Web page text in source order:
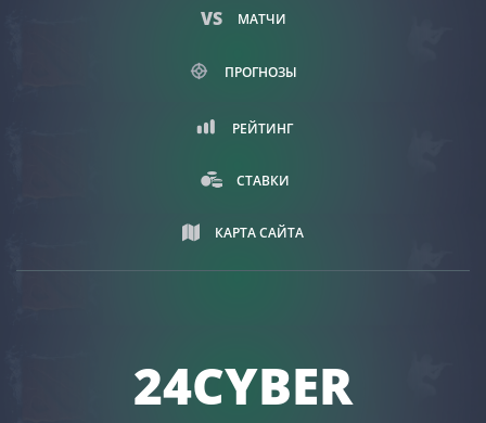
МАТЧИ
ПРОГНОЗЫ
РЕЙТИНГ
СТАВКИ
КАРТА САЙТА
24CYBER